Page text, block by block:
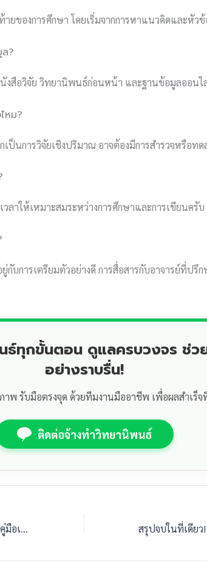
ยของการศึกษา โดยเริ่มจากการหาแนวคิดและหัว
?
งสือวิจัย วิทยานิพนธ์ก่อนหน้า และฐานข้อมูลออนไ
หม?
ป็นการวิจัยเชิงปริมาณ อาจต้องมีการสำรวจหรือทด
ลาให้เหมาะสมระหว่างการศึกษาและการเขียนครับ
การเตรียมตัวอย่างดี การสื่อสารกับอาจารย์ที่ปรึก
ธ์ทุกขั้นตอน ดูแลครบวงจร ช่ว
อย่างราบรื่น!
พ รับมือตรงจุด ด้วยทีมงานมืออาชีพ เพื่อผลสำเร็จ
ติดต่อจ้างทำวิทยานิพนธ์
Roadmap จากศูนย์สู่ความสำเร็จ: คู่มือเดินหน้าทำ Thesis ตั้งแต่เริ่มจนถึงวันสอบจบ